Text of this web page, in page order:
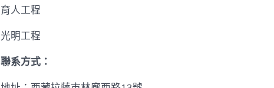
育人工程
光明工程
聯系方式：